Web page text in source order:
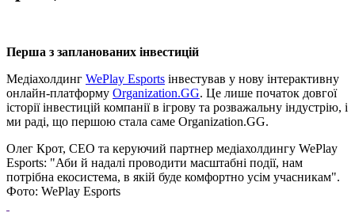
Перша з запланованих інвестицій
Медіахолдинг WePlay Esports інвестував у нову інтерактивну
онлайн-платформу Organization.GG. Це лише початок довгої
історії інвестицій компанії в ігрову та розважальну індустрію, і
ми раді, що першою стала саме Organization.GG.
Олег Крот, CEO та керуючий партнер медіахолдингу WePlay
Esports: "Аби й надалі проводити масштабні події, нам
потрібна екосистема, в якій буде комфортно усім учасникам".
Фото: WePlay Esports